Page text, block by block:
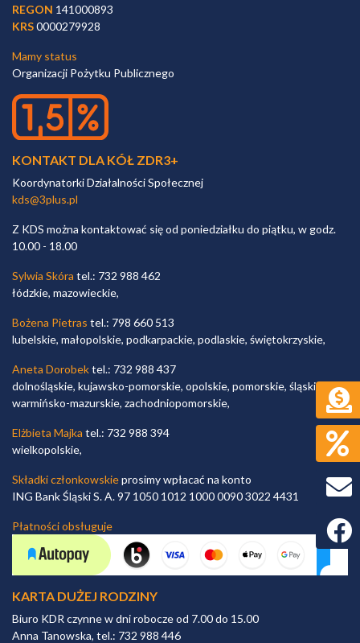
REGON 141000893
KRS0000279928
Mamy status
Organizacji Pożytku Publicznego
KONTAKT DLA KÓŁ ZDR3+
Koordynatorki Działalności Społecznej
kds@3plus.pl
Z KDS można kontaktować się od poniedziałku do piątku, w godz.
10.00 - 18.00
Sylwia Skóra tel.: 732 988 462
łódzkie, mazowieckie,
Bożena Pietras tel.: 798 660 513
lubelskie, małopolskie, podkarpackie, podlaskie, świętokrzyskie,
Aneta Dorobektel.: 732 988 437
dolnośląskie, kujawsko-pomorskie, opolskie, pomorskie, śląskie,
warmińsko-mazurskie, zachodniopomorskie,
Elżbieta Majka tel.: 732 988 394
wielkopolskie,
Składki członkowskieprosimy wpłacać na konto
ING Bank Śląski S. A. 97 1050 1012 1000 0090 3022 4431
Płatności obsługuje
KARTA DUŻEJ RODZINY
Biuro KDR czynne w dni robocze od 7.00 do 15.00
Anna Tanowska, tel.: 732 988 446